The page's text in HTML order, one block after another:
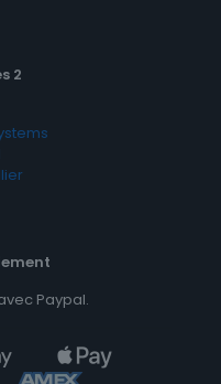
2
Paypal.